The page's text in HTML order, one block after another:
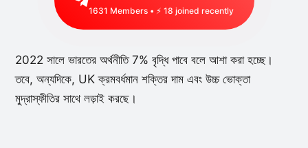
1631 Members • ⚡ 18 joined recently
2022 সালে ভারতের অর্থনীতি 7% বৃদ্ধি পাবে বলে আশা করা হচ্ছে।
তবে, অন্যদিকে, UK ক্রমবর্ধমান শক্তির দাম এবং উচ্চ ভোক্তা
মুদ্রাস্ফীতির সাথে লড়াই করছে।